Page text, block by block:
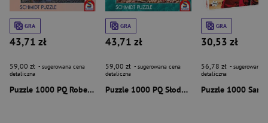
GRA
43,71 zł
59,00 zł - sugerowana cena
detaliczna
Puzzle 1000 PQ Robert Finale Zachód słońca na Santorini Grecja 113982
GRA
43,71 zł
59,00 zł - sugerowana cena
detaliczna
Puzzle 1000 PQ Słodkości 114009
GRA
30,53 zł
56,78 zł - sugerowana
detaliczna